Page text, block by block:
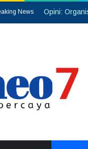
News